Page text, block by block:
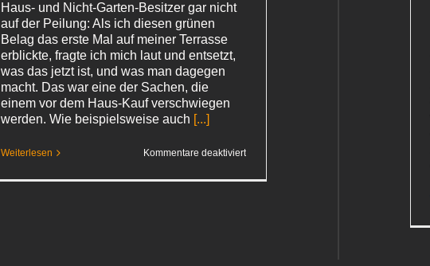
Haus- und Nicht-Garten-Besitzer gar nicht
auf der Peilung: Als ich diesen grünen
Belag das erste Mal auf meiner Terrasse
erblickte, fragte ich mich laut und entsetzt,
was das jetzt ist, und was man dagegen
macht. Das war eine der Sachen, die
einem vor dem Haus-Kauf verschwiegen
werden. Wie beispielsweise auch [...]
Weiterlesen Kommentare deaktiviertfür